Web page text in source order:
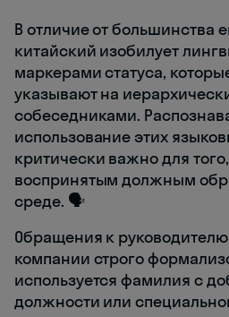
В отличие от большинства
китайский изобилует
маркерами статуса,
указывают на
собеседниками.
использование этих
критически важно для
воспринятым должным
среде. 🗣️
Обращения к
компании строго
используется фамилия с
должности или